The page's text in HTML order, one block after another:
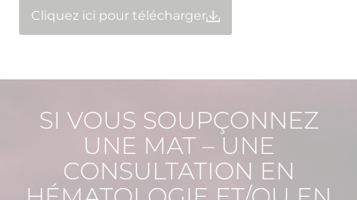
Cliquez ici pour télécharger